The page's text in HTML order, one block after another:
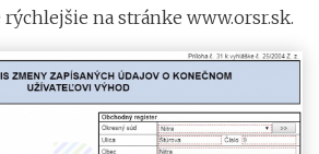
na stránke www.orsr.sk.